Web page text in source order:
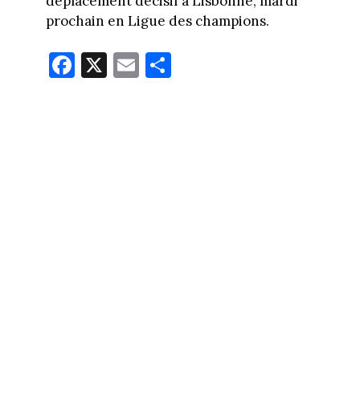
prochain en Ligue des champions.
Fa
ce
X E
m
Pa